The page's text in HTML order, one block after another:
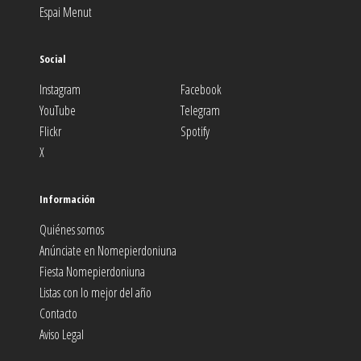
Espai Menut
Social
Instagram
Facebook
YouTube
Telegram
Flickr
Spotify
X
Información
Quiénes somos
Anúnciate en Nomepierdoniuna
Fiesta Nomepierdoniuna
Listas con lo mejor del año
Contacto
Aviso Legal